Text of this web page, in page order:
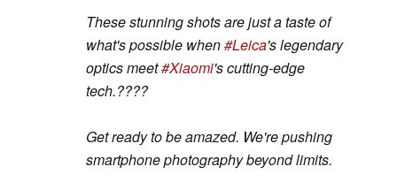
These stunning shots are just a taste of
what's possible when#Leica's legendary
optics meet#Xiaomi's cutting-edge
tech.????
Get ready to be amazed. We're pushing
smartphone photography beyond limits.